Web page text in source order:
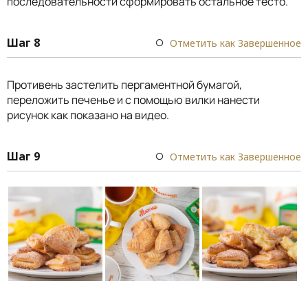
Шаг 8 Отметить как Завершенное
Противень застелить пергаментной бумагой,
переложить печенье и с помощью вилки нанести
рисунок как показано на видео.
Шаг 9 Отметить как Завершенное